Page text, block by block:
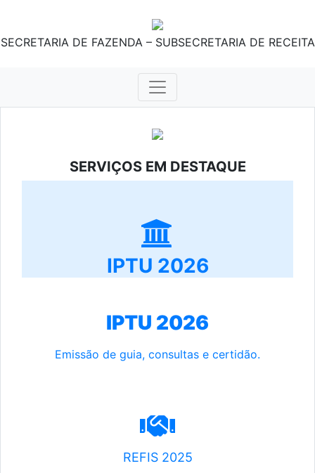
SECRETARIA DE FAZENDA – SUBSECRETARIA DE RECEITA
SERVIÇOS EM DESTAQUE
IPTU 2026
IPTU 2026
Emissão de guia, consultas e certidão.
REFIS 2025